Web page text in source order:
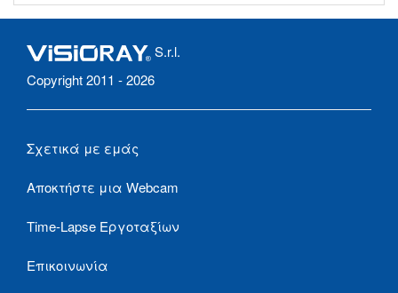
S.r.l.
Copyright 2011 - 2026
Σχετικά με εμάς
Αποκτήστε μια Webcam
Time-Lapse Εργοταξίων
Επικοινωνία